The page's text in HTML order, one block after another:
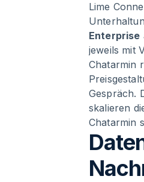
Lime
Enterprise
jeweils mit
Chatarmin
Gespräch.
skalieren
Chatarmin